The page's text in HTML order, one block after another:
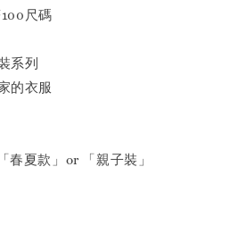
尺碼
系列
的衣服
春夏款」or 「親子裝」